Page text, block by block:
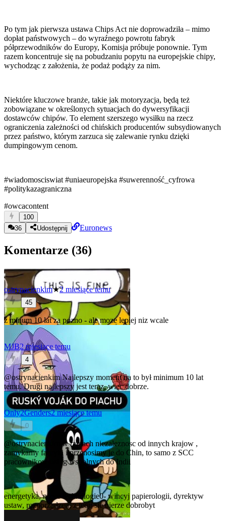
Po tym jak pierwsza ustawa Chips Act nie doprowadziła – mimo
dopłat państwowych – do wyraźnego powrotu fabryk
półprzewodników do Europy, Komisja próbuje ponownie. Tym
razem koncentruje się na pobudzaniu popytu na europejskie chipy,
wychodząc z założenia, że podaż podąży za nim.
Niektóre kluczowe branże, takie jak motoryzacja, będą też
zobowiązane w określonych sytuacjach do dywersyfikacji
dostawców chipów. To element szerszego wysiłku na rzecz
ograniczenia zależności od chińskich producentów subsydiowanych
przez państwo, którym zarzuca się zalewanie rynku dzięki
dumpingowym cenom.
#wiadomosciswiat #uniaeuropejska #suwerenność_cyfrowa
#politykazagraniczna
#owcacontent
100
36
Udostępnij Euronews
Komentarze (36)
ostrynacienkim★2 miesiące temu
45
z minum 10 lat za pozno - ale moze lepiej niz wcale
MJB2 miesiące temu
4
@ostrynacienkimNajlepszy moment na to był minimum 10 lat
temu. Drugi najlepszy jest teraz, więc dobrze.
Only2Genders2 miesiące temu
0
@ostrynacienkim
w ramach niezaleznosc od innych krajow ,
zamykamy fabryki i przenosimy je do Chin, to samo z SCC
pracownikow uslug wspolnych do Indii
energetyka, nowe technologie0- wincyj papierologii, dyrektyw
ustaw, rozporzadzen, z teog sie bierze dobrobyt